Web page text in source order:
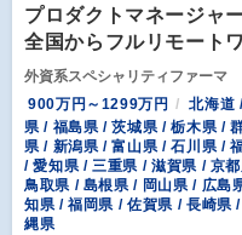
プロダクトマネージャ
全国からフルリモート
外資系スペシャリティファーマ
900万円～1299万円
北海道
県 / 福島県 / 茨城県 / 栃木県 /
県 / 新潟県 / 富山県 / 石川県 /
/ 愛知県 / 三重県 / 滋賀県 / 京
鳥取県 / 島根県 / 岡山県 / 広島
知県 / 福岡県 / 佐賀県 / 長崎県
縄県